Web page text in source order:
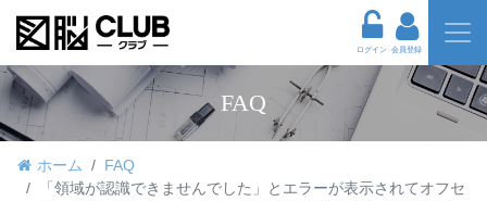
ログイン 会員登録
FAQ
ホーム
FAQ
「領域が認識できませんでした」とエラーが表示されてオフセ